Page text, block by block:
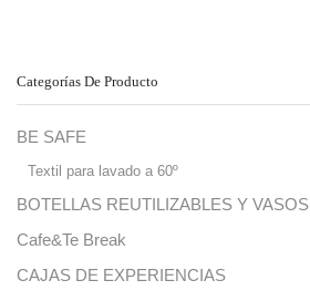
Categorías De Producto
BE SAFE
Textil para lavado a 60º
BOTELLAS REUTILIZABLES Y VASOS
Cafe&Te Break
CAJAS DE EXPERIENCIAS